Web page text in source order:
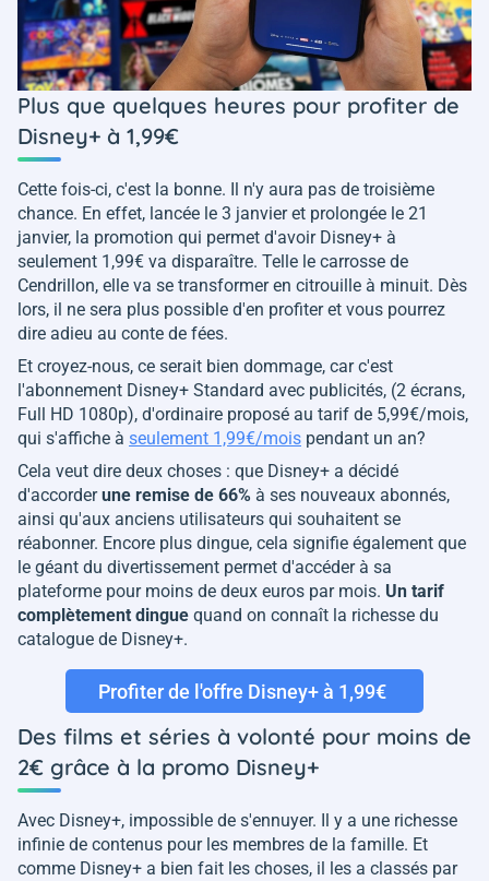
Plus que quelques heures pour profiter de
Disney+ à 1,99€
Cette fois-ci, c'est la bonne. Il n'y aura pas de troisième
chance. En effet, lancée le 3 janvier et prolongée le 21
janvier, la promotion qui permet d'avoir Disney+ à
seulement 1,99€ va disparaître. Telle le carrosse de
Cendrillon, elle va se transformer en citrouille à minuit. Dès
lors, il ne sera plus possible d'en profiter et vous pourrez
dire adieu au conte de fées.
Et croyez-nous, ce serait bien dommage, car c'est
l'abonnement Disney+ Standard avec publicités, (2 écrans,
Full HD 1080p), d'ordinaire proposé au tarif de 5,99€/mois,
qui s'affiche à seulement 1,99€/mois pendant un an?
Cela veut dire deux choses : que Disney+ a décidé
d'accorderune remise de 66% à ses nouveaux abonnés,
ainsi qu'aux anciens utilisateurs qui souhaitent se
réabonner. Encore plus dingue, cela signifie également que
le géant du divertissement permet d'accéder à sa
plateforme pour moins de deux euros par mois. Un tarif
complètement dingue quand on connaît la richesse du
catalogue de Disney+.
Profiter de l'offre Disney+ à 1,99€
Des films et séries à volonté pour moins de
2€ grâce à la promo Disney+
Avec Disney+, impossible de s'ennuyer. Il y a une richesse
infinie de contenus pour les membres de la famille. Et
comme Disney+ a bien fait les choses, il les a classés par